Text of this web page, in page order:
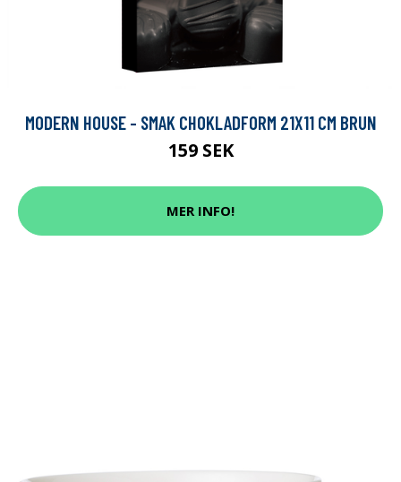
MODERN HOUSE - SMAK CHOKLADFORM 21X11 CM BRUN
159 SEK
MER INFO!